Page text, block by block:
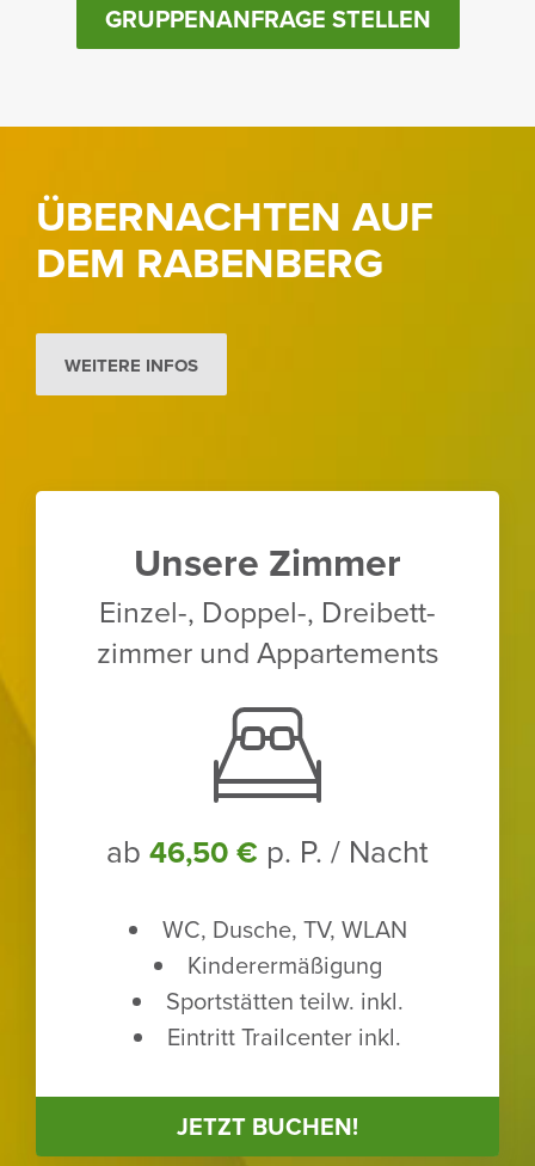
GRUPPENANFRAGE STELLEN
ÜBERNACHTEN AUF
DEM RABEN­BERG
WEITERE INFOS
Unsere Zimmer
Einzel-, Doppel-, Drei­bett­
zimmer und Appar­te­ments
ab 46,50 € p. P. / Nacht
WC, Dusche, TV, WLAN
Kinder­er­mä­ßi­gung
Sport­stätten teilw. inkl.
Eintritt Trailcenter inkl.
JETZT BUCHEN!